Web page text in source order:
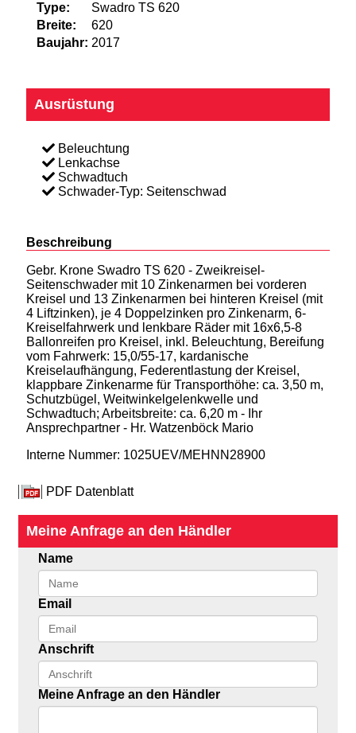
Type:
Swadro TS 620
Breite:
620
Baujahr: 2017
Ausrüstung
Beleuchtung
Lenkachse
Schwadtuch
Schwader-Typ: Seitenschwad
Beschreibung
Gebr. Krone Swadro TS 620 - Zweikreisel-
Seitenschwader mit 10 Zinkenarmen bei vorderen
Kreisel und 13 Zinkenarmen bei hinteren Kreisel (mit
4 Liftzinken), je 4 Doppelzinken pro Zinkenarm, 6-
Kreiselfahrwerk und lenkbare Räder mit 16x6,5-8
Ballonreifen pro Kreisel, inkl. Beleuchtung, Bereifung
vom Fahrwerk: 15,0/55-17, kardanische
Kreiselaufhängung, Federentlastung der Kreisel,
klappbare Zinkenarme für Transporthöhe: ca. 3,50 m,
Schutzbügel, Weitwinkelgelenkwelle und
Schwadtuch; Arbeitsbreite: ca. 6,20 m - Ihr
Ansprechpartner - Hr. Watzenböck Mario
Interne Nummer: 1025UEV/MEHNN28900
PDF Datenblatt
Meine Anfrage an den Händler
Name
Email
Anschrift
Meine Anfrage an den Händler